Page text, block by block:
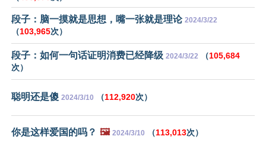
段子：脑一摸就是思想，嘴一张就是理论 2024/3/22
（103,965次）
段子：如何一句话证明消费已经降级 2024/3/22 （105,684
次）
聪明还是傻 2024/3/10 （112,920次）
你是这样爱国的吗？ 🖼️ 2024/3/10 （113,013次）